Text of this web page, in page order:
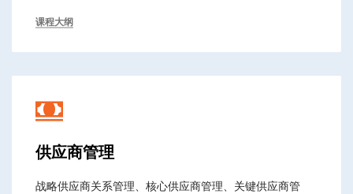
课程大纲
供应商管理
战略供应商关系管理、核心供应商管理、关键供应商管